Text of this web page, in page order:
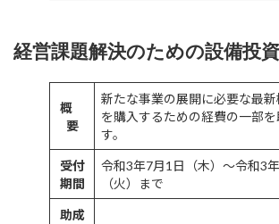
経営課題解決のための設備投
概
要
新たな事業の展開に必要な最
を購入するための経費の一部を
す。
受付
期間
令和3年7月1日（木）～令和3
（火）まで
助成